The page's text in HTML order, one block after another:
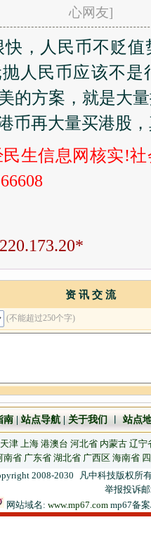
心网友]
，人民币不贬
人民币应该不是
的方案，就是大
币再大量买港股
生信息网核实!
资 讯 交 流
(不能超过250个字)
南|站点导航| 关于我们 站点
天津 上海 港澳台 河北省 内蒙古 辽宁
南省 广东省 湖北省 广西区 海南省
2008-2030
凡中科技版权所
举报投诉
网站域名: www.mp67.com mp67备